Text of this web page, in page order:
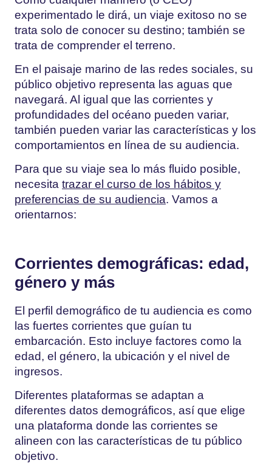
experimentado le dirá, un viaje exitoso no se
trata solo de conocer su destino; también se
trata de comprender el terreno.
En el paisaje marino de las redes sociales, su
público objetivo representa las aguas que
navegará. Al igual que las corrientes y
profundidades del océano pueden variar,
también pueden variar las características y los
comportamientos en línea de su audiencia.
Para que su viaje sea lo más fluido posible,
necesita trazar el curso de los hábitos y
preferencias de su audiencia. Vamos a
orientarnos:
Corrientes demográficas: edad,
género y más
El perfil demográfico de tu audiencia es como
las fuertes corrientes que guían tu
embarcación. Esto incluye factores como la
edad, el género, la ubicación y el nivel de
ingresos.
Diferentes plataformas se adaptan a
diferentes datos demográficos, así que elige
una plataforma donde las corrientes se
alineen con las características de tu público
objetivo.